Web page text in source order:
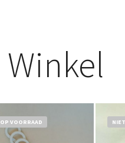
Winkel
VOORRAAD